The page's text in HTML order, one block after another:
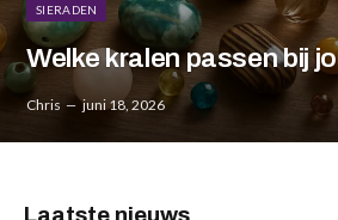
SIERADEN
Welke kralen passen bij
Chris juni 18, 2026
Laatste nieuws